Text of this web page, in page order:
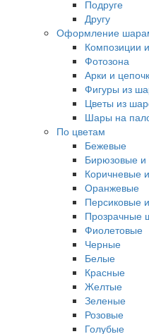
Подруге
Другу
Оформление
Композиции
Фотозона
Арки и
Фигуры из
Цветы из
Шары на
По цветам
Бежевые
Бирюзовые
Коричневые
Оранжевые
Персиковые
Прозрачные
Фиолетовые
Черные
Белые
Красные
Желтые
Зеленые
Розовые
Голубые